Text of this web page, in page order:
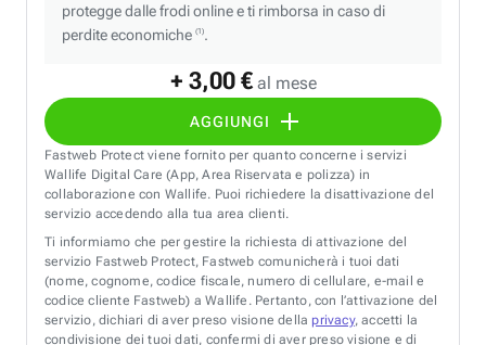
+ 3,00 € al mese
AGGIUNGI
protegge dalle frodi online e ti rimborsa in caso di
perdite economiche (1).
Fastweb Protect viene fornito per quanto concerne i servizi
Wallife Digital Care (App, Area Riservata e polizza) in
collaborazione con Wallife. Puoi richiedere la disattivazione del
servizio accedendo alla tua area clienti.
Ti informiamo che per gestire la richiesta di attivazione del
servizio Fastweb Protect, Fastweb comunicherà i tuoi dati
(nome, cognome, codice fiscale, numero di cellulare, e-mail e
codice cliente Fastweb) a Wallife. Pertanto, con l’attivazione del
servizio, dichiari di aver preso visione della privacy, accetti la
condivisione dei tuoi dati, confermi di aver preso visione e di